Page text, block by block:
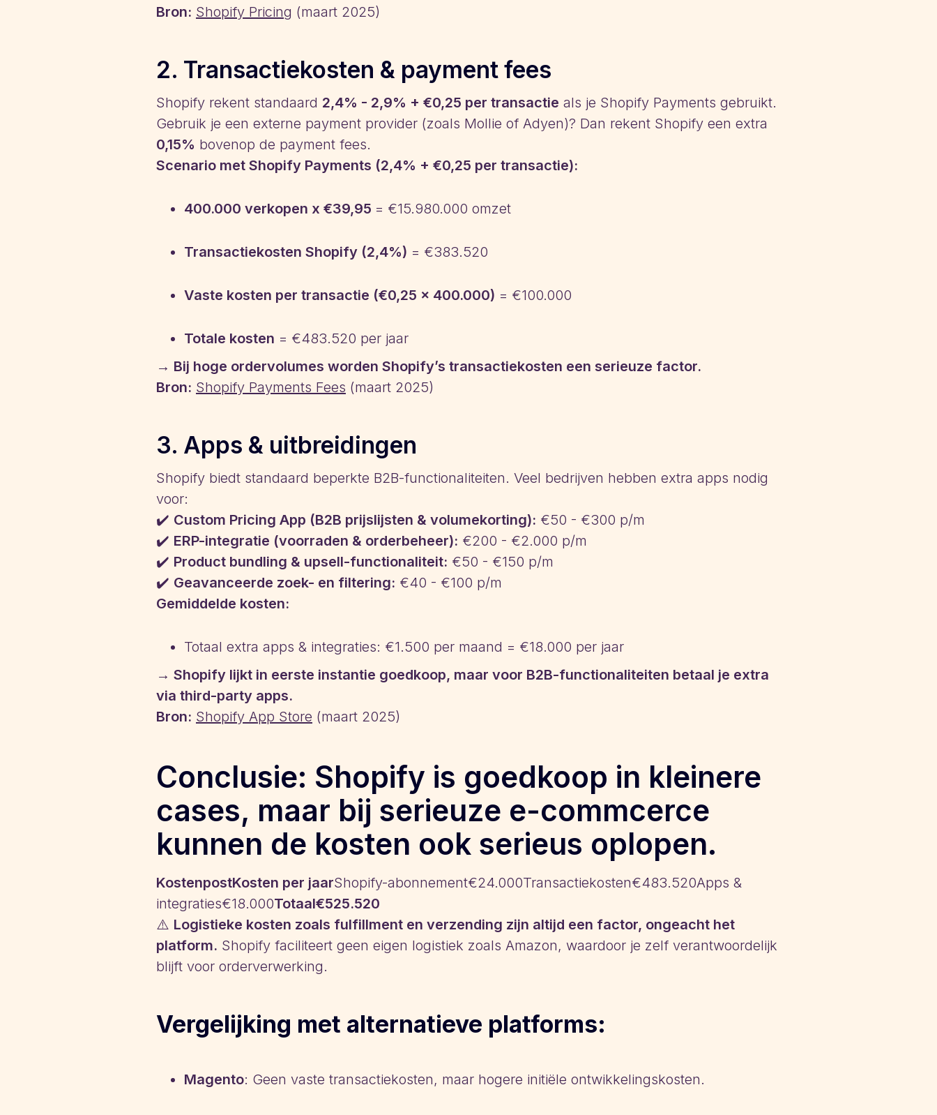
Bron: Shopify Pricing (maart 2025)
2. Transactiekosten & payment fees
Shopify rekent standaard 2,4% - 2,9% + €0,25 per transactie als je Shopify Payments gebruikt.
Gebruik je een externe payment provider (zoals Mollie of Adyen)? Dan rekent Shopify een extra
0,15% bovenop de payment fees.
Scenario met Shopify Payments (2,4% + €0,25 per transactie):
400.000 verkopen x €39,95 = €15.980.000 omzet
Transactiekosten Shopify (2,4%) = €383.520
Vaste kosten per transactie (€0,25 x 400.000) = €100.000
Totale kosten = €483.520 per jaar
→ Bij hoge ordervolumes worden Shopify’s transactiekosten een serieuze factor.
Bron: Shopify Payments Fees (maart 2025)
3. Apps & uitbreidingen
Shopify biedt standaard beperkte B2B-functionaliteiten. Veel bedrijven hebben extra apps nodig
voor:
✔️ Custom Pricing App (B2B prijslijsten & volumekorting): €50 - €300 p/m
✔️ ERP-integratie (voorraden & orderbeheer): €200 - €2.000 p/m
✔️ Product bundling & upsell-functionaliteit: €50 - €150 p/m
✔️ Geavanceerde zoek- en filtering: €40 - €100 p/m
Gemiddelde kosten:
Totaal extra apps & integraties: €1.500 per maand = €18.000 per jaar
→ Shopify lijkt in eerste instantie goedkoop, maar voor B2B-functionaliteiten betaal je extra
via third-party apps.
Bron: Shopify App Store (maart 2025)
Conclusie: Shopify is goedkoop in kleinere
cases, maar bij serieuze e-commcerce
kunnen de kosten ook serieus oplopen.
KostenpostKosten per jaarShopify-abonnement€24.000Transactiekosten€483.520Apps &
integraties€18.000Totaal€525.520
⚠️ Logistieke kosten zoals fulfillment en verzending zijn altijd een factor, ongeacht het
platform. Shopify faciliteert geen eigen logistiek zoals Amazon, waardoor je zelf verantwoordelijk
blijft voor orderverwerking.
Vergelijking met alternatieve platforms:
Magento: Geen vaste transactiekosten, maar hogere initiële ontwikkelingskosten.